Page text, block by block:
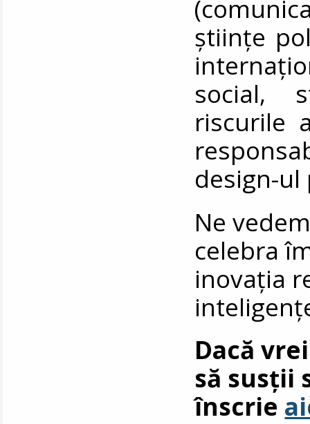
științe
social,
riscurile
design-
Ne
celebra
inovația
Dacă
să susții
înscrie